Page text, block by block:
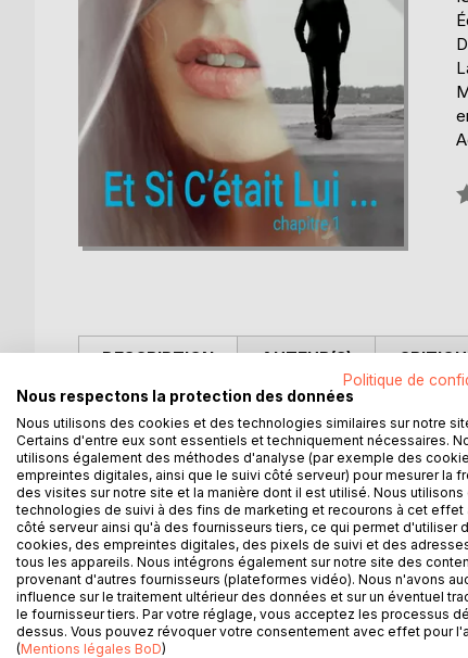
DESCRIPTION
Et si c'était lui ?
Une rencontre, un hasard, le destin, l'inconnu.
"Elle avait besoin de prendre du recul face à
"fiancé"..."
Plongez dans cette romance feel good, où se
où sensibilité rime avec intensité et érotique
Écouteront-ils davantage leur esprit ou bien
AUTEUR(S)
Politique de
Nous respectons la protection des données
Nous utilisons des cookies et des technologies similaires sur notre
Certains d'entre eux sont essentiels et techniquement nécessaires.
utilisons également des méthodes d'analyse (par exemple des
empreintes digitales, ainsi que le suivi côté serveur) pour mesurer la
des visites sur notre site et la manière dont il est utilisé. Nous utilisons
technologies de suivi à des fins de marketing et recourons à cet effet
côté serveur ainsi qu'à des fournisseurs tiers, ce qui permet d'utiliser
cookies, des empreintes digitales, des pixels de suivi et des
tous les appareils. Nous intégrons également sur notre site des
provenant d'autres fournisseurs (plateformes vidéo). Nous n'avons
influence sur le traitement ultérieur des données et sur un éventuel
le fournisseur tiers. Par votre réglage, vous acceptez les processus
dessus. Vous pouvez révoquer votre consentement avec effet pour
(Mentions légales BoD)